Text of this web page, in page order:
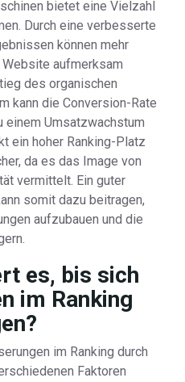
bietet eine Vielzahl
Durch eine verbesserte
können mehr
aufmerksam
des organischen
kann die Conversion-Rate
einem Umsatzwachstum
ein hoher Ranking-Platz
da es das Image von
vermittelt. Ein guter
somit dazu beitragen,
aufzubauen und die
es, bis sich
im Ranking
im Ranking durch
Faktoren